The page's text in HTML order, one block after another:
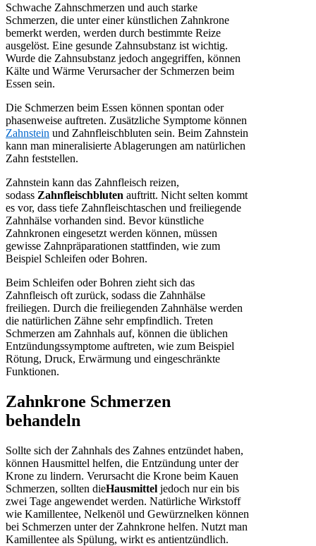
Schwache Zahnschmerzen und auch starke
Schmerzen, die unter einer künstlichen Zahnkrone
bemerkt werden, werden durch bestimmte Reize
ausgelöst. Eine gesunde Zahnsubstanz ist wichtig.
Wurde die Zahnsubstanz jedoch angegriffen, können
Kälte und Wärme Verursacher der Schmerzen beim
Essen sein.
Die Schmerzen beim Essen können spontan oder
phasenweise auftreten. Zusätzliche Symptome können
Zahnstein und Zahnfleischbluten sein. Beim Zahnstein
kann man mineralisierte Ablagerungen am natürlichen
Zahn feststellen.
Zahnstein kann das Zahnfleisch reizen,
sodass Zahnfleischbluten auftritt. Nicht selten kommt
es vor, dass tiefe Zahnfleischtaschen und freiliegende
Zahnhälse vorhanden sind. Bevor künstliche
Zahnkronen eingesetzt werden können, müssen
gewisse Zahnpräparationen stattfinden, wie zum
Beispiel Schleifen oder Bohren.
Beim Schleifen oder Bohren zieht sich das
Zahnfleisch oft zurück, sodass die Zahnhälse
freiliegen. Durch die freiliegenden Zahnhälse werden
die natürlichen Zähne sehr empfindlich. Treten
Schmerzen am Zahnhals auf, können die üblichen
Entzündungssymptome auftreten, wie zum Beispiel
Rötung, Druck, Erwärmung und eingeschränkte
Funktionen.
Zahnkrone Schmerzen
behandeln
Sollte sich der Zahnhals des Zahnes entzündet haben,
können Hausmittel helfen, die Entzündung unter der
Krone zu lindern. Verursacht die Krone beim Kauen
Schmerzen, sollten dieHausmittel jedoch nur ein bis
zwei Tage angewendet werden. Natürliche Wirkstoff
wie Kamillentee, Nelkenöl und Gewürznelken können
bei Schmerzen unter der Zahnkrone helfen. Nutzt man
Kamillentee als Spülung, wirkt es antientzündlich.